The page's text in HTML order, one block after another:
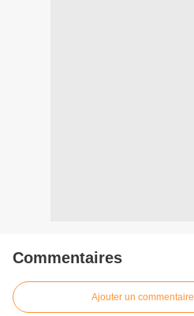
Commentaires
Ajouter un commentaire